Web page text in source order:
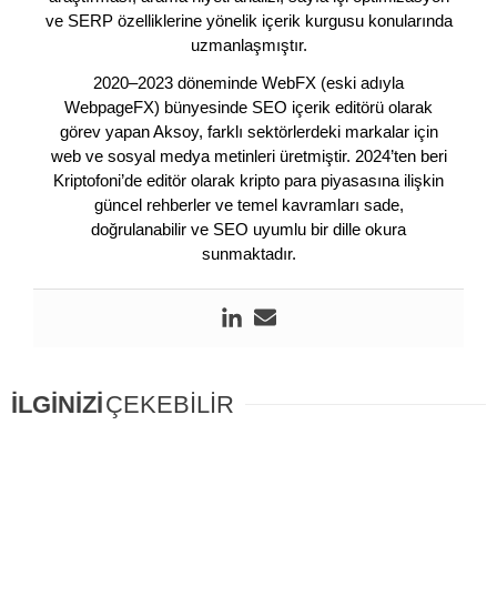
ve SERP özelliklerine yönelik içerik kurgusu konularında
uzmanlaşmıştır.
2020–2023 döneminde WebFX (eski adıyla
WebpageFX) bünyesinde SEO içerik editörü olarak
görev yapan Aksoy, farklı sektörlerdeki markalar için
web ve sosyal medya metinleri üretmiştir. 2024’ten beri
Kriptofoni’de editör olarak kripto para piyasasına ilişkin
güncel rehberler ve temel kavramları sade,
doğrulanabilir ve SEO uyumlu bir dille okura
sunmaktadır.
İLGİNİZİÇEKEBİLİR